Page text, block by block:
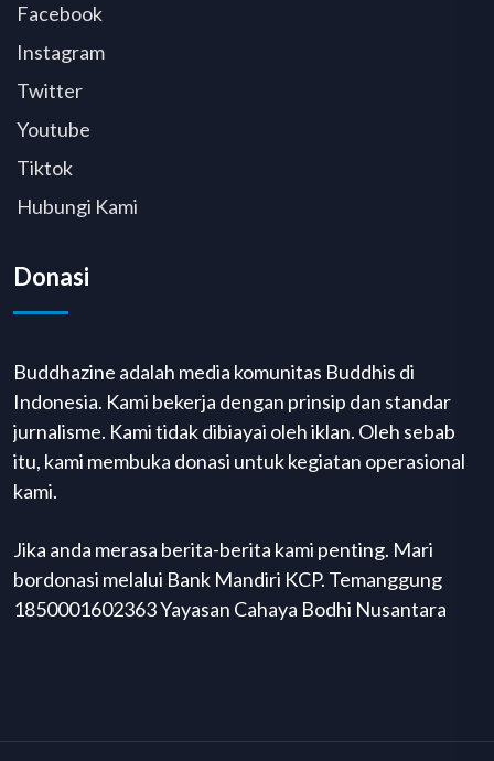
Facebook
Instagram
Twitter
Youtube
Tiktok
Hubungi Kami
Donasi
Buddhazine adalah media komunitas Buddhis di
Indonesia. Kami bekerja dengan prinsip dan standar
jurnalisme. Kami tidak dibiayai oleh iklan. Oleh sebab
itu, kami membuka donasi untuk kegiatan operasional
kami.
Jika anda merasa berita-berita kami penting. Mari
bordonasi melalui Bank Mandiri KCP. Temanggung
1850001602363 Yayasan Cahaya Bodhi Nusantara